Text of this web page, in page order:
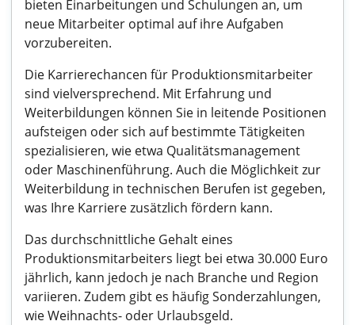
bieten Einarbeitungen und Schulungen an, um
neue Mitarbeiter optimal auf ihre Aufgaben
vorzubereiten.
Die Karrierechancen für Produktionsmitarbeiter
sind vielversprechend. Mit Erfahrung und
Weiterbildungen können Sie in leitende Positionen
aufsteigen oder sich auf bestimmte Tätigkeiten
spezialisieren, wie etwa Qualitätsmanagement
oder Maschinenführung. Auch die Möglichkeit zur
Weiterbildung in technischen Berufen ist gegeben,
was Ihre Karriere zusätzlich fördern kann.
Das durchschnittliche Gehalt eines
Produktionsmitarbeiters liegt bei etwa 30.000 Euro
jährlich, kann jedoch je nach Branche und Region
variieren. Zudem gibt es häufig Sonderzahlungen,
wie Weihnachts- oder Urlaubsgeld.